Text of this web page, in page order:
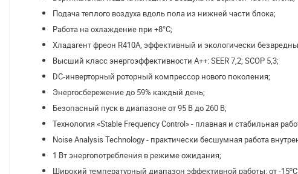
Подача теплого воздуха вдоль пола из нижней части блока;
Работа на охлаждение при +8°C;
Хладагент фреон R410A, эффективный и экологически
Высший класс энергоэффективности А++: SEER 7,2; SCOP 5,3;
DC-инверторный роторный компрессор нового поколения;
Энергосбережение до 59% каждый день;
Безопасный пуск в диапазоне от 95 В до 260 В;
Технология «Stable Frequency Control» - плавная и стабильная
Noise Analysis Technology - практически бесшумная работа
1 Вт энергопотребления в режиме ожидания;
Широкий температурный диапазон эффективной работы: от -